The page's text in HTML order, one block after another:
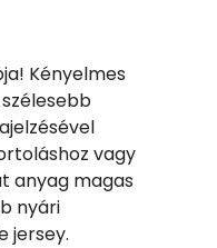
Kényelmes
vagy
anyag magas
nyári
jersey.